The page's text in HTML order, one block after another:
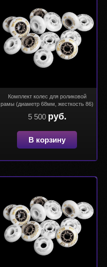
Комплект колес для роликовой
рамы (диаметр 68мм, жесткость 86)
5 500 руб.
В корзину